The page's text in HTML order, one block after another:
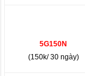
5G150N
(150k/ 30 ngày)